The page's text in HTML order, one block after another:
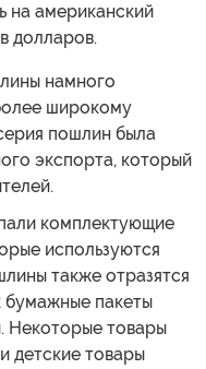
на американский
долларов.
намного
широкому
пошлин была
экспорта, который
комплектующие
используются
также отразятся
бумажные пакеты
Некоторые товары
детские товары